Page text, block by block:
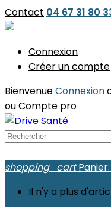
Contact 04 67 31 80
Connexion
Créer un compte
BienvenueConnexion
ouCompte pro
shopping_cart Panier:
Il n'y a plus